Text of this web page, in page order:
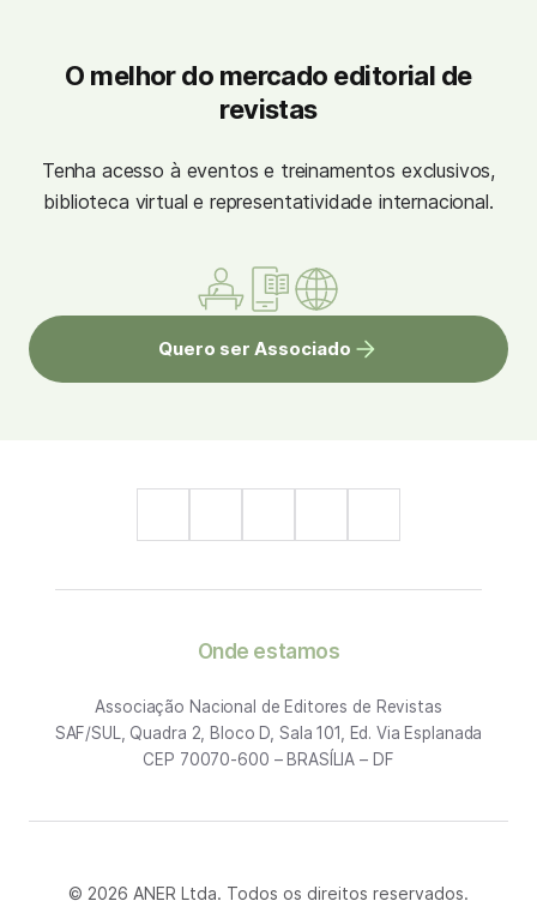
O melhor do mercado editorial de
revistas
Tenha acesso à eventos e treinamentos exclusivos,
biblioteca virtual e representatividade internacional.
Quero ser Associado
Onde estamos
Associação Nacional de Editores de Revistas
SAF/SUL, Quadra 2, Bloco D, Sala 101, Ed. Via Esplanada
CEP 70070-600 – BRASÍLIA – DF
© 2026 ANER Ltda. Todos os direitos reservados.